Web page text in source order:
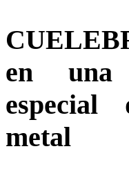
en una
especial
metal